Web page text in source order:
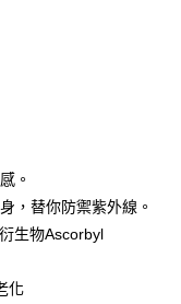
方式。 讓您購物簡單
至「AFTEE先享後付」
。
，替你防禦紫外線。
生物Ascorbyl
化